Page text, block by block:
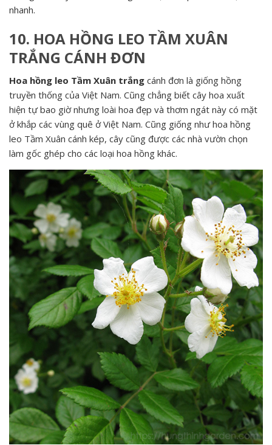
nhanh.
10. HOA HỒNG LEO TẦM XUÂN
TRẮNG CÁNH ĐƠN
Hoa hồng leo Tầm Xuân trắng cánh đơn là giống hồng
truyền thống của Việt Nam. Cũng chẳng biết cây hoa xuất
hiện tự bao giờ nhưng loài hoa đẹp và thơm ngát này có mặt
ở khắp các vùng quê ở Việt Nam. Cũng giống như hoa hồng
leo Tầm Xuân cánh kép, cây cũng được các nhà vườn chọn
làm gốc ghép cho các loại hoa hồng khác.